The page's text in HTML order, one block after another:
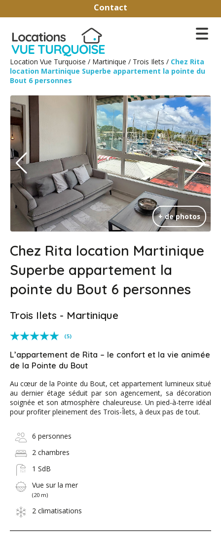
Contact
Location Vue Turquoise / Martinique / Trois Ilets / Chez Rita
location Martinique Superbe appartement la pointe du
Bout 6 personnes
+ de photos
Chez Rita location Martinique
Superbe appartement la
pointe du Bout 6 personnes
Trois Ilets - Martinique
(5)
L’appartement de Rita – le confort et la vie animée
de la Pointe du Bout
Au cœur de la Pointe du Bout, cet appartement lumineux situé
au dernier étage séduit par son agencement, sa décoration
soignée et son atmosphère chaleureuse. Un pied-à-terre idéal
pour profiter pleinement des Trois-Îlets, à deux pas de tout.
6 personnes
2 chambres
1 SdB
Vue sur la mer
(20 m)
2 climatisations